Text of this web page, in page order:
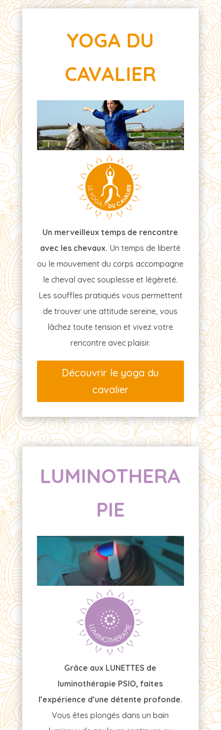
YOGA DU
CAVALIER
Un merveilleux temps de rencontre
avec les chevaux. Un temps de liberté
ou le mouvement du corps accompagne
le cheval avec souplesse et légèreté.
Les souffles pratiqués vous permettent
de trouver une attitude sereine, vous
lâchez toute tension et vivez votre
rencontre avec plaisir.
Découvrir le yoga du
cavalier
LUMINOTHERA
PIE
Grâce aux LUNETTES de
luminothérapie PSIO, faites
l’expérience d’une détente profonde.
Vous êtes plongés dans un bain